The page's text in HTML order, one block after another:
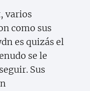
varios
como sus
es quizás el
se le
Sus